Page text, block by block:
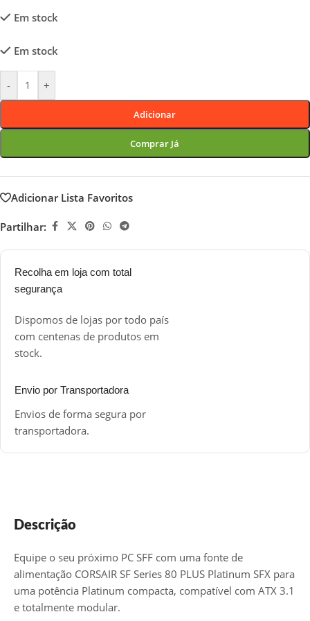
Em stock
Em stock
- +
Adicionar
Comprar Já
Adicionar Lista Favoritos
Partilhar:
Recolha em loja com total
segurança
Dispomos de lojas por todo país
com centenas de produtos em
stock.
Envio por Transportadora
Envios de forma segura por
transportadora.
Descrição
Equipe o seu próximo PC SFF com uma fonte de
alimentação CORSAIR SF Series 80 PLUS Platinum SFX para
uma potência Platinum compacta, compatível com ATX 3.1
e totalmente modular.